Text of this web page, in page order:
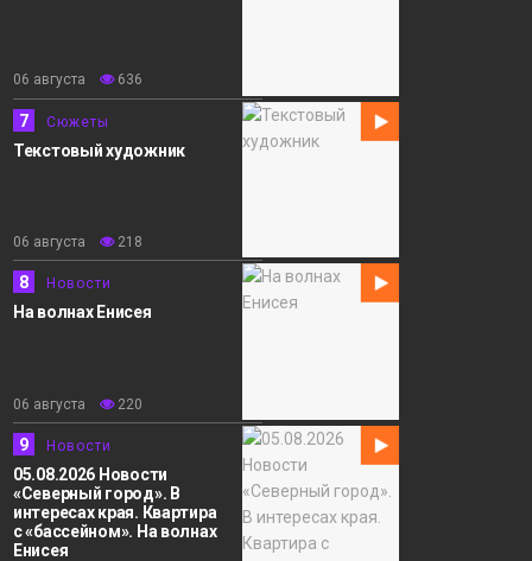
06 августа 636
7 Сюжеты
Текстовый художник
06 августа 218
8 Новости
На волнах Енисея
06 августа 220
9 Новости
05.08.2026 Новости
«Северный город». В
интересах края. Квартира
с «бассейном». На волнах
Енисея